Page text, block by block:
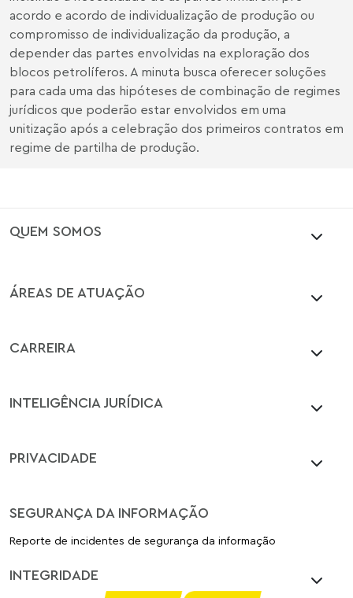
acordo e acordo de individualização de produção ou
compromisso de individualização da produção, a
depender das partes envolvidas na exploração dos
blocos petrolíferos. A minuta busca oferecer soluções
para cada uma das hipóteses de combinação de regimes
jurídicos que poderão estar envolvidos em uma
unitização após a celebração dos primeiros contratos em
regime de partilha de produção.
QUEM SOMOS
ÁREAS DE ATUAÇÃO
CARREIRA
INTELIGÊNCIA JURÍDICA
PRIVACIDADE
SEGURANÇA DA INFORMAÇÃO
Reporte de incidentes de segurança da informação
INTEGRIDADE